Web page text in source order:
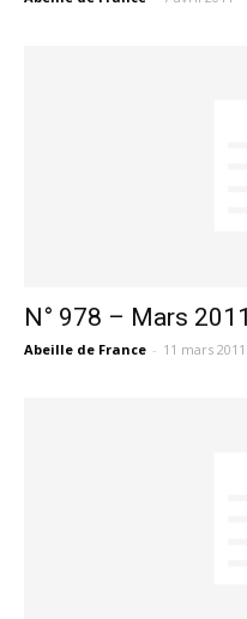
N° 978 – Mars 2011
Abeille de France - 11 mars 2011